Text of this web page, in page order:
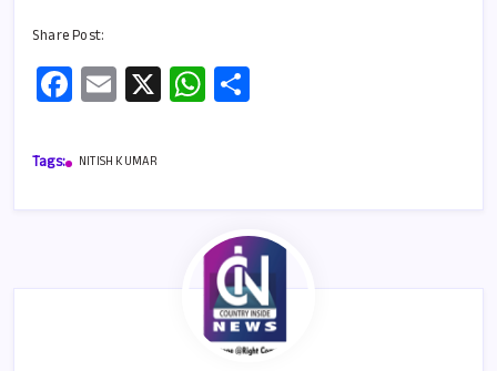
Share Post:
Fa
ce
b
E
m
ail
X W
h
A
p
p
Tags: NITISH KUMAR